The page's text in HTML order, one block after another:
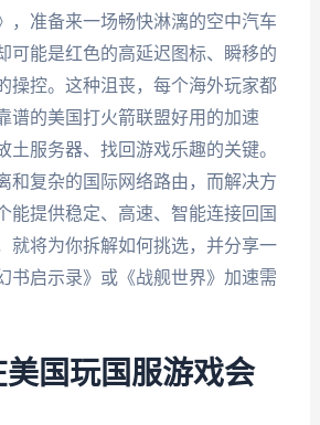
，准备来一场畅快淋漓的空中汽车
可能是红色的高延迟图标、瞬移的
操控。这种沮丧，每个海外玩家都
谱的美国打火箭联盟好用的加速
土服务器、找回游戏乐趣的关键。
和复杂的国际网络路由，而解决方
能提供稳定、高速、智能连接回国
就将为你拆解如何挑选，并分享一
书启示录》或《战舰世界》加速需
美国玩国服游戏会